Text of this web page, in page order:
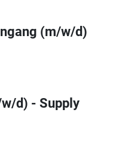
(m/w/d)
d) - Supply